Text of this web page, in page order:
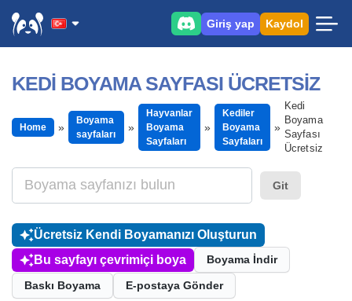
Giriş yap Kaydol
KEDI BOYAMA SAYFASI ÜCRETSIZ
Home
Boyama
sayfaları
Hayvanlar
Boyama
Sayfaları
Kediler
Boyama
Sayfaları
Kedi
Boyama
Sayfası
Ücretsiz
Git
Ücretsiz Kendi Boyamanızı Oluşturun
Bu sayfayı çevrimiçi boya
Boyama İndir
Baskı Boyama E-postaya Gönder